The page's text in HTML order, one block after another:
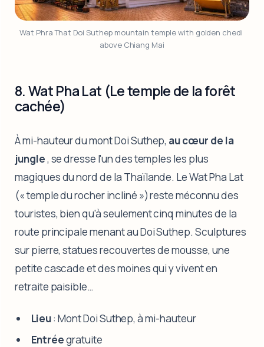
Wat Phra That Doi Suthep mountain temple with golden chedi
above Chiang Mai
8. Wat Pha Lat (Le temple de la forêt
cachée)
À mi-hauteur du mont Doi Suthep, au cœur de la
jungle, se dresse l'un des temples les plus
magiques du nord de la Thaïlande. Le Wat Pha Lat
(« temple du rocher incliné ») reste méconnu des
touristes, bien qu'à seulement cinq minutes de la
route principale menant au Doi Suthep. Sculptures
sur pierre, statues recouvertes de mousse, une
petite cascade et des moines qui y vivent en
retraite paisible…
Lieu: Mont Doi Suthep, à mi-hauteur
Entréegratuite